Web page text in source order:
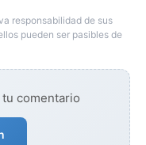
responsabilidad de sus
pueden ser pasibles de
comentario